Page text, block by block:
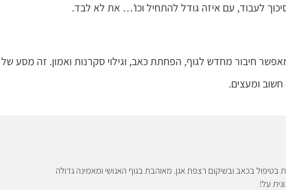
לעבוד, עם איזה גודל להתחיל וכו'… את לא לבד.
חיבור מחדש לגוף, הפחתת כאב, וגילוי סקרנות ואמון. זה מסע של
ומעצים.
בטיפול בכאב ובשיקום רצפת אגן. מאוהבת בגוף האנושי ומאמינה גדולה
על!